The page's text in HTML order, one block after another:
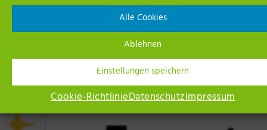
Alle Cookies
Ablehnen
Einstellungen speichern
Cookie-RichtlinieDatenschutzImpressum
Event Empfehlungen